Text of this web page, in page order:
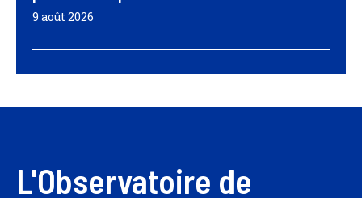
9 août 2026
L'Observatoire de